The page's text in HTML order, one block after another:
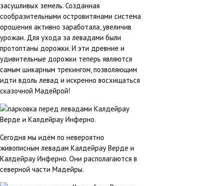
засушливых земель. Созданная
сообразительными островитянами система
орошения активно заработала, увеличив
урожаи. Для ухода за левадами были
протоптаны дорожки. И эти древние и
удивительные дорожки теперь являются
самым шикарным трекингом, позволяющим
идти вдоль левад и искренно восхищаться
сказочной Мадейрой!
Сегодня мы идём по невероятно
живописным левадам Калдейрау Верде и
Калдейрау Инферно. Они располагаются в
северной части Мадейры.